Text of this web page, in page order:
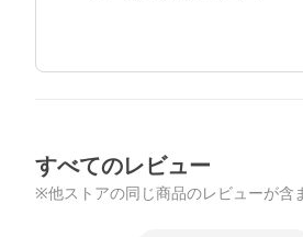
すべてのレビュー
※他ストアの同じ商品のレビューが含